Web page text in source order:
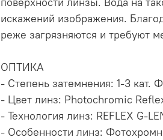
искажений изображения.
реже загрязняются и требуют
ОПТИКА
- Степень затемнения: 1-3 кат.
- Цвет линз: Photochromic
- Технология линз: REFLEX G-
- Особенности линз: